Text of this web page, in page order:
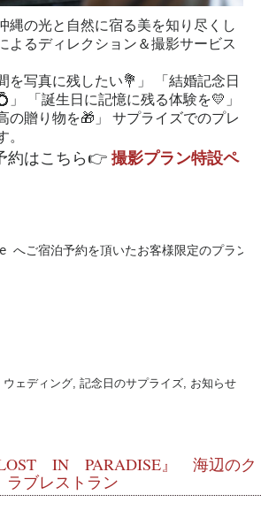
縄の光と自然に宿る美を知り尽くし
よるディレクション＆撮影サービス
を写真に残したい💐」
「結婚記念日
」
「誕生日に記憶に残る体験を💛」
の贈り物を🎁」
サプライズでのプレ
。
約はこちら👉 撮影プラン特設ペ
宿泊予約を頂いたお客様限定のプランと
ェディング, 記念日のサプライズ, お知らせ
LOST IN PARADISE』 海辺のク
ラブレストラン